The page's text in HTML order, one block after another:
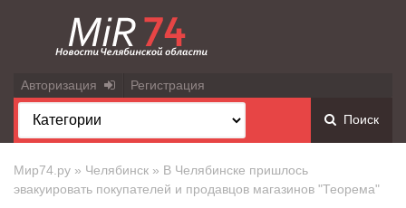
Авторизация Регистрация
Поиск
Мир74.ру » Челябинск » В Челябинске пришлось
эвакуировать покупателей и продавцов магазинов "Теорема"